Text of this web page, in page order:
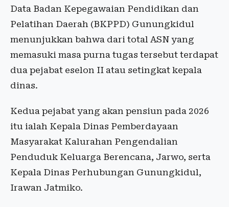
Data Badan Kepegawaian Pendidikan dan
Pelatihan Daerah (BKPPD) Gunungkidul
menunjukkan bahwa dari total ASN yang
memasuki masa purna tugas tersebut terdapat
dua pejabat eselon II atau setingkat kepala
dinas.
Kedua pejabat yang akan pensiun pada 2026
itu ialah Kepala Dinas Pemberdayaan
Masyarakat Kalurahan Pengendalian
Penduduk Keluarga Berencana, Jarwo, serta
Kepala Dinas Perhubungan Gunungkidul,
Irawan Jatmiko.